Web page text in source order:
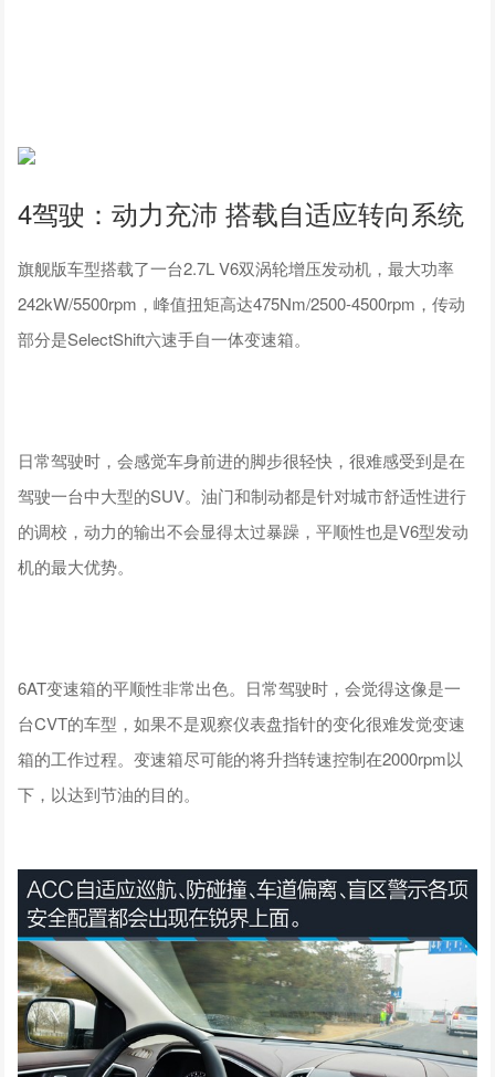
4驾驶：动力充沛 搭载自适应转向系统
旗舰版车型搭载了一台2.7L V6双涡轮增压发动机，最大功率
242kW/5500rpm，峰值扭矩高达475Nm/2500-4500rpm，传动
部分是SelectShift六速手自一体变速箱。
日常驾驶时，会感觉车身前进的脚步很轻快，很难感受到是在
驾驶一台中大型的SUV。油门和制动都是针对城市舒适性进行
的调校，动力的输出不会显得太过暴躁，平顺性也是V6型发动
机的最大优势。
6AT变速箱的平顺性非常出色。日常驾驶时，会觉得这像是一
台CVT的车型，如果不是观察仪表盘指针的变化很难发觉变速
箱的工作过程。变速箱尽可能的将升挡转速控制在2000rpm以
下，以达到节油的目的。